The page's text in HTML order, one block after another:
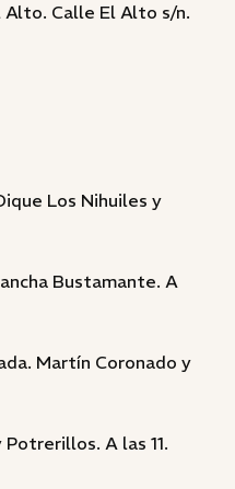
Alto. Calle El Alto s/n.
Los Nihuiles y
Bustamante. A
Martín Coronado y
A las 11.